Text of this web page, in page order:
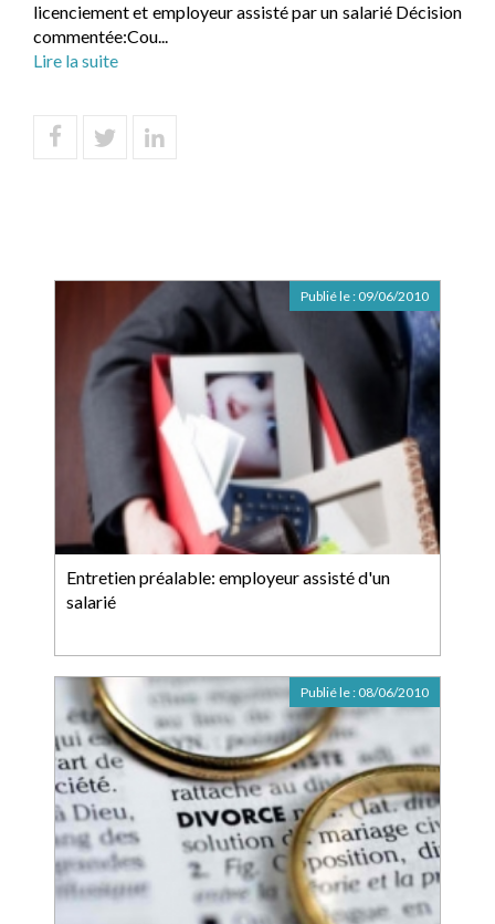
licenciement et employeur assisté par un salarié Décision
commentée:Cou...
Lire la suite
Entretien préalable: employeur assisté d'un
salarié
Publié le : 09/06/2010
Publié le : 08/06/2010